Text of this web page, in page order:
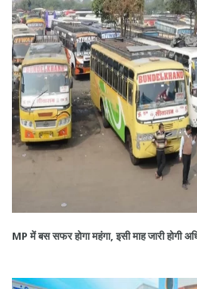
MP में बस सफर होगा महंगा, इसी माह जारी होगी